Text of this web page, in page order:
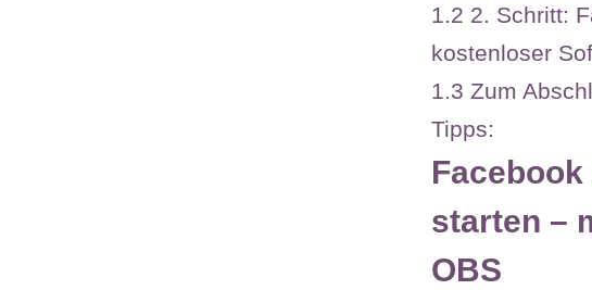
1.2 2. Schritt:
kostenloser
1.3 Zum
Tipps:
starten –
OBS